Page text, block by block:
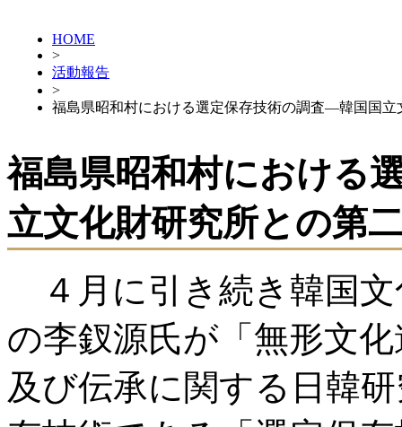
HOME
>
活動報告
>
福島県昭和村における選定保存技術の調査―韓国国
福島県昭和村における
立文化財研究所との第
４月に引き続き韓国文
の李釵源氏が「無形文
及び伝承に関する日韓